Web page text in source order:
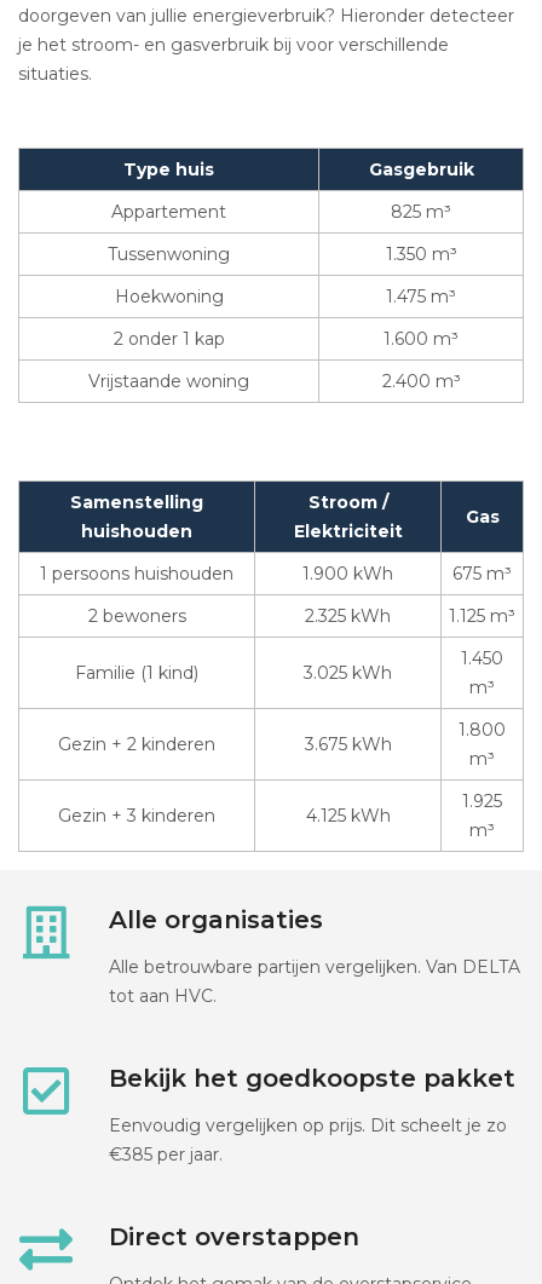
doorgeven van jullie energieverbruik? Hieronder detecteer
je het stroom- en gasverbruik bij voor verschillende
situaties.
Type huis
Gasgebruik
Appartement
825 m³
Tussenwoning
1.350 m³
Hoekwoning
1.475 m³
2 onder 1 kap
1.600 m³
Vrijstaande woning
2.400 m³
Samenstelling
huishouden
Stroom /
Elektriciteit
Gas
1 persoons huishouden 1.900 kWh
675 m³
2 bewoners
2.325 kWh 1.125 m³
Familie (1 kind) 3.025 kWh
1.450
m³
Gezin + 2 kinderen 3.675 kWh
1.800
m³
Gezin + 3 kinderen 4.125 kWh
1.925
m³
Alle organisaties
Alle betrouwbare partijen vergelijken. Van DELTA
tot aan HVC.
Bekijk het goedkoopste pakket
Eenvoudig vergelijken op prijs. Dit scheelt je zo
€385 per jaar.
Direct overstappen